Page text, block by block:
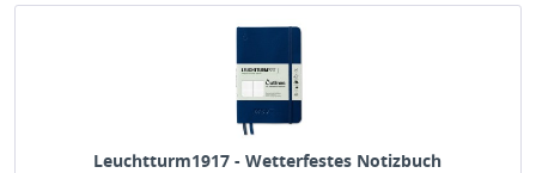
Leuchtturm1917 - Wetterfestes Notizbuch